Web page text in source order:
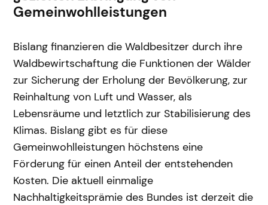
Gemeinwohlleistungen
Bislang finanzieren die Waldbesitzer durch ihre
Waldbewirtschaftung die Funktionen der Wälder
zur Sicherung der Erholung der Bevölkerung, zur
Reinhaltung von Luft und Wasser, als
Lebensräume und letztlich zur Stabilisierung des
Klimas. Bislang gibt es für diese
Gemeinwohlleistungen höchstens eine
Förderung für einen Anteil der entstehenden
Kosten. Die aktuell einmalige
Nachhaltigkeitsprämie des Bundes ist derzeit die